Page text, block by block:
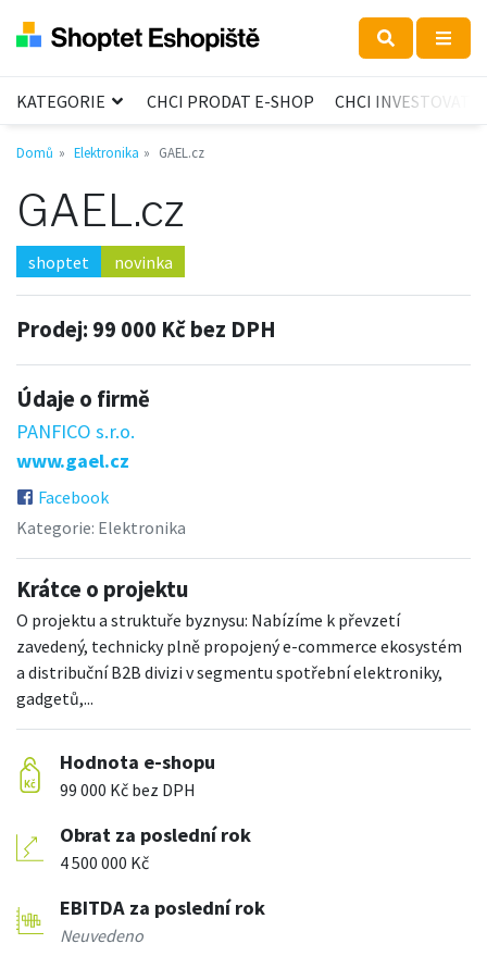
KATEGORIE CHCI PRODAT E-SHOP CHCI INVESTOVAT
Domů Elektronika GAEL.cz
GAEL.cz
shoptet novinka
Prodej: 99 000 Kč bez DPH
Údaje o firmě
PANFICO s.r.o.
www.gael.cz
Facebook
Kategorie: Elektronika
Krátce o projektu
O projektu a struktuře byznysu: Nabízíme k převzetí
zavedený, technicky plně propojený e-commerce ekosystém
a distribuční B2B divizi v segmentu spotřební elektroniky,
gadgetů,...
Hodnota e-shopu
99 000 Kč bez DPH
Obrat za poslední rok
4 500 000 Kč
EBITDA za poslední rok
Neuvedeno